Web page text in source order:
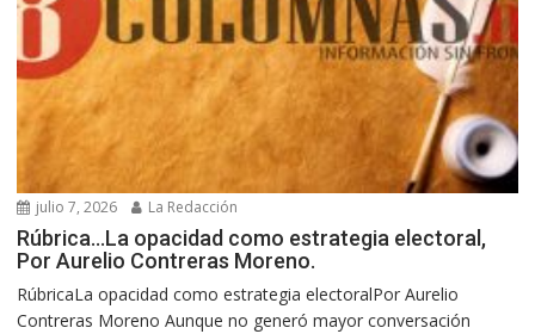
julio 7, 2026 La Redacción
Rúbrica…La opacidad como estrategia electoral,
Por Aurelio Contreras Moreno.
RúbricaLa opacidad como estrategia electoralPor Aurelio
Contreras Moreno Aunque no generó mayor conversación